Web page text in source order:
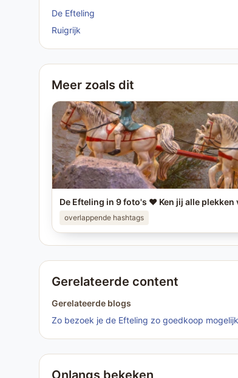
De Efteling
Ruigrijk
Meer zoals dit
overlappende hashtags
Gerelateerde content
Gerelateerde blogs
Zo bezoek je de Efteling zo goedkoop mogelijk
Onlangs bekeken